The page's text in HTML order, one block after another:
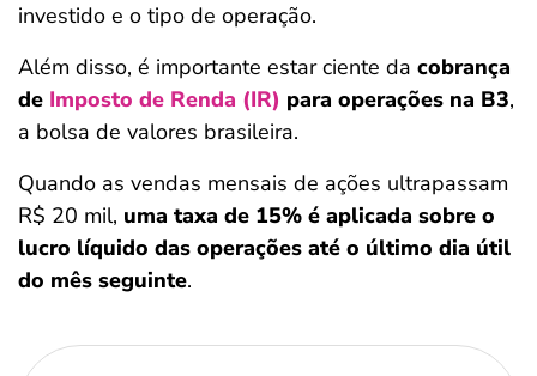
investido e o tipo de operação.
Além disso, é importante estar ciente da cobrança
de Imposto de Renda (IR) para operações na B3,
a bolsa de valores brasileira.
Quando as vendas mensais de ações ultrapassam
R$ 20 mil, uma taxa de 15% é aplicada sobre o
lucro líquido das operações até o último dia útil
do mês seguinte.